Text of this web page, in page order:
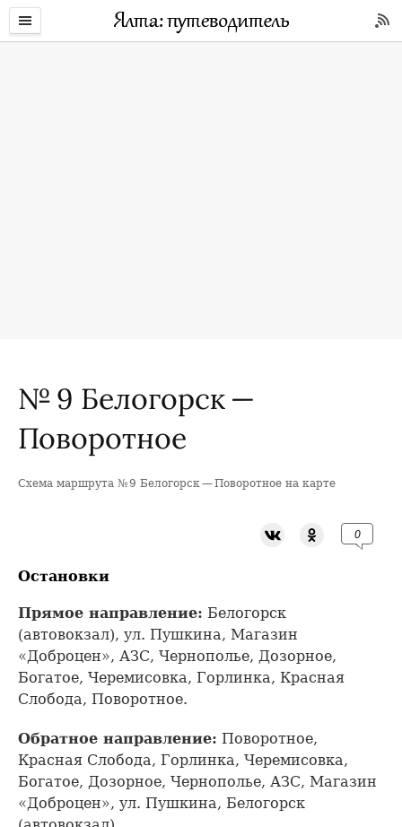
№ 9 Белогорск —
Поворотное
Схема маршрута № 9 Белогорск — Поворотное на карте
0
Остановки
Прямое направление: Белогорск
(автовокзал), ул. Пушкина, Магазин
«Доброцен», АЗС, Чернополье, Дозорное,
Богатое, Черемисовка, Горлинка, Красная
Слобода, Поворотное.
Обратное направление: Поворотное,
Красная Слобода, Горлинка, Черемисовка,
Богатое, Дозорное, Чернополье, АЗС, Магазин
«Доброцен», ул. Пушкина, Белогорск